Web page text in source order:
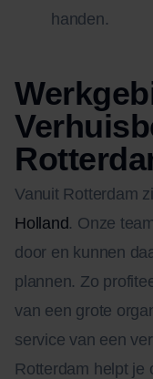
handen.
Vanuit Rotterdam
Holland . Onze
door en kunnen
plannen. Zo
van een grote
service van een
Rotterdam helpt je